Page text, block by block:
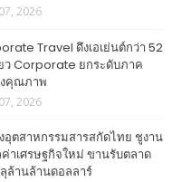
2026
Travel ดึงเอเย่นต์กว่า 52
ว Corporate ยกระดับภาค
คุณภาพ
2026
ตสาหกรรมสารสกัดไทย ชูงาน
าเศรษฐกิจใหม่ ขานรับตลาด
ล้านล้านดอลลาร์